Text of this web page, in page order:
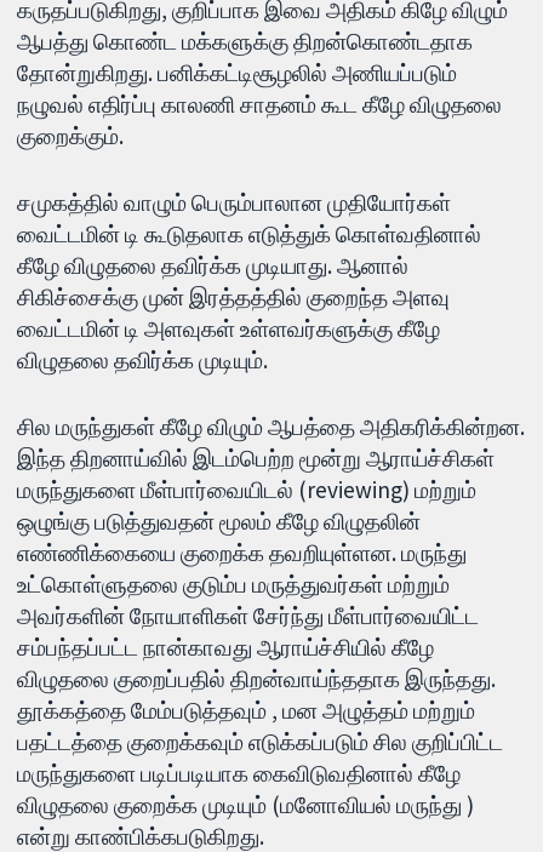
கருதப்படுகிறது, குறிப்பாக இவை அதிகம் கிழே விழும்
ஆபத்து கொண்ட மக்களுக்கு திறன்கொண்டதாக
தோன்றுகிறது. பனிக்கட்டிசூழலில் அணியப்படும்
நழுவல் எதிர்ப்பு காலணி சாதனம் கூட கீழே விழுதலை
குறைக்கும்.
சமுகத்தில் வாழும் பெரும்பாலான முதியோர்கள்
வைட்டமின் டி கூடுதலாக எடுத்துக் கொள்வதினால்
கீழே விழுதலை தவிர்க்க முடியாது. ஆனால்
சிகிச்சைக்கு முன் இரத்தத்தில் குறைந்த அளவு
வைட்டமின் டி அளவுகள் உள்ளவர்களுக்கு கீழே
விழுதலை தவிர்க்க முடியும்.
சில மருந்துகள் கீழே விழும் ஆபத்தை அதிகரிக்கின்றன.
இந்த திறனாய்வில் இடம்பெற்ற மூன்று ஆராய்ச்சிகள்
மருந்துகளை மீள்பார்வையிடல் (reviewing) மற்றும்
ஒழுங்கு படுத்துவதன் மூலம் கீழே விழுதலின்
எண்ணிக்கையை குறைக்க தவறியுள்ளன. மருந்து
உட்கொள்ளுதலை குடும்ப மருத்துவர்கள் மற்றும்
அவர்களின் நோயாளிகள் சேர்ந்து மீள்பார்வையிட்ட
சம்பந்தப்பட்ட நான்காவது ஆராய்ச்சியில் கீழே
விழுதலை குறைப்பதில் திறன்வாய்ந்ததாக இருந்தது.
தூக்கத்தை மேம்படுத்தவும் , மன அழுத்தம் மற்றும்
பதட்டத்தை குறைக்கவும் எடுக்கப்படும் சில குறிப்பிட்ட
மருந்துகளை படிப்படியாக கைவிடுவதினால் கீழே
விழுதலை குறைக்க முடியும் (மனோவியல் மருந்து )
என்று காண்பிக்கபடுகிறது.